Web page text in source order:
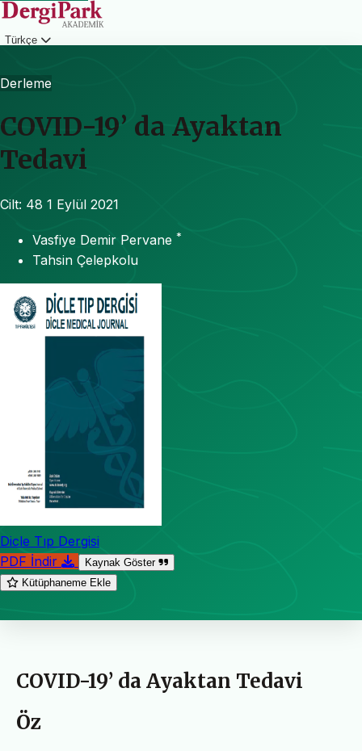
Türkçe
Derleme
COVID-19’ da Ayaktan
Tedavi
Cilt: 48 1 Eylül 2021
Vasfiye Demir Pervane *
Tahsin Çelepkolu
Dicle Tıp Dergisi
PDF İndir
Kaynak Göster
Kütüphaneme Ekle
COVID-19’ da Ayaktan Tedavi
Öz